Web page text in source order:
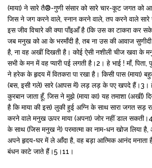
(माया) ने सारे तै®-गुणी संसार को सारे चार-कूट जगत को
जिस ने जग करने वाले, स्नान करने वाले, तप करने वाले
इस जीव विचारे की क्या पाँइआँ है (कि उस का टाकरा कर
जब मनुख को आ के भरमाँदी है, तब ना उस की आवाज
है, ना वह अखीं दिखती है। कोई ऐसी नशीली चीज खवा के
सभी के मन में वह प्यारी पई लगती है।2। हे भाई ! माँ, पिता,
ने हरेक के हृदय में वितकरा पा रखा है। किसी पास (माया)
(बस, इसी गले) सारे (आपस में) लड़ लड़ के पए खपदे हैं।3।
कुरबान जाता हूँ, जिस ने मुझे (माया का) यह तमाशा (अखीं)
है कि माया की इस) लुकी हुई अग्नि के साथ सारा जगत सड़
करने वाले मनुख ऊपर माया (अपना) जोर नहीं डाल
के साथ (जिस मनुख ने) परमात्मा का नाम-धन खोज लिया
अपने हृदय-घर में ले आँदा है, वह बड़ा आत्मिक आनंद मनाता
बंधन काटे जाते हैं।5।11।